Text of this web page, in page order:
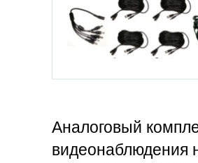
Аналоговый
видеонаблюдения